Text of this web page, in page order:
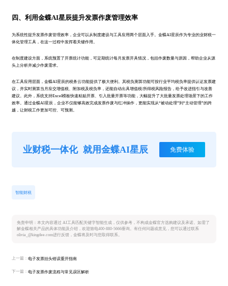
四、利用金蝶AI星辰提升发票作废管理效率
为系统性提升发票作废管理效率，企业可以从制度建设与工具应用两个层面入手。金蝶AI星辰作为专业的业财税一
体化管理工具，在这一过程中发挥着关键作用。
在制度建设方面，系统预置了开票统计功能，可定期统计每月发票开具情况，包括作废数量与原因，帮助企业从源
头上分析并减少作废需求。
在工具应用层面，金蝶AI星辰的税务云功能提供了极大便利。其税负测算功能可按行业平均税负率提供认证发票建
议，并实时测算当月应交增值税、附加税及税负率，还能自动出具增值税/所得税风险报告，给予改进指引与改善
建议。此外，系统支持Excel模板快速粘贴开票、引入批量开票等功能，大幅提升了大批量发票处理场景下的工作
效率。通过金蝶AI星辰，企业不仅能够高效完成发票作废与红冲操作，更能实现从“被动处理”到“主动管理”的跨
越，让财税工作更加可控、可预测。
业财税一体化 就用金蝶AI星辰 免费体验
智能财税
免责申明：本文内容通过 AI工具匹配关键字智能生成，仅供参考，不构成金蝶官方选购建议及承诺。如需了
解金蝶相关产品的具体功能及介绍，欢迎致电400-880-5666垂询。有任何问题或意见，您可以通过联系
olivia_@kingdee.com进行反馈，金蝶将及时与您取得联系。
上一篇：电子发票抬头错误重开指南
下一篇：电子发票作废流程与常见误区解析